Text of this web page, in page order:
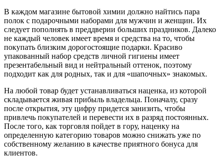
В каждом магазине бытовой химии должно найтись пара
полок с подарочными наборами для мужчин и женщин. Их
следует пополнять в преддверии больших праздников. Далеко
не каждый человек имеет время и средства на то, чтобы
покупать близким дорогостоящие подарки. Красиво
упакованный набор средств личной гигиены имеет
презентабельный вид и нейтральный оттенок, поэтому
подходит как для родных, так и для «шапочных» знакомых.
На любой товар будет устанавливаться наценка, из которой
складывается живая прибыль владельца. Поначалу, сразу
после открытия, эту цифру придется занизить, чтобы
привлечь покупателей и перевести их в разряд постоянных.
После того, как торговля пойдет в гору, наценку на
определенную категорию товаров можно снижать уже по
собственному желанию в качестве приятного бонуса для
клиентов.